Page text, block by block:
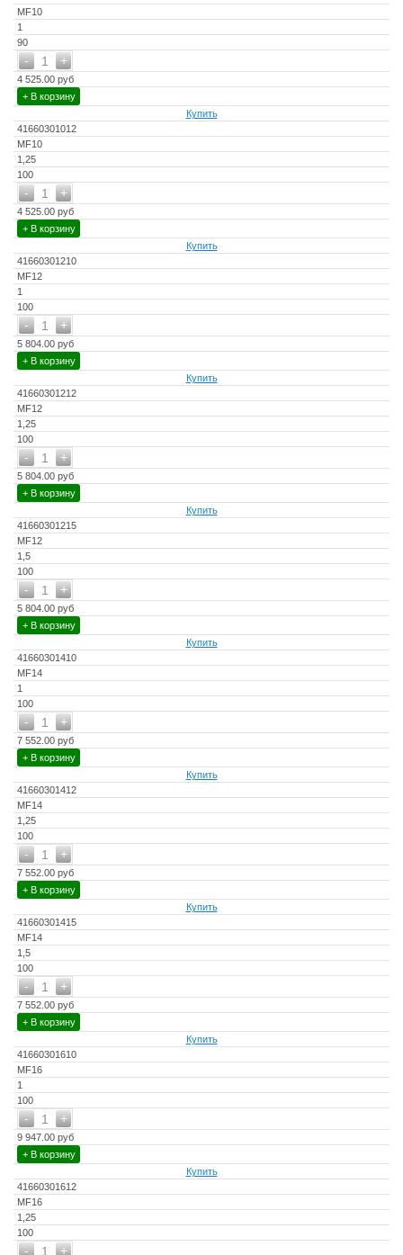
MF10
1
90
+
- 1
4 525.00 руб
+ В корзину
Купить
41660301012
MF10
1,25
100
+
- 1
4 525.00 руб
+ В корзину
Купить
41660301210
MF12
1
100
+
- 1
5 804.00 руб
+ В корзину
Купить
41660301212
MF12
1,25
100
+
- 1
5 804.00 руб
+ В корзину
Купить
41660301215
MF12
1,5
100
+
- 1
5 804.00 руб
+ В корзину
Купить
41660301410
MF14
1
100
+
- 1
7 552.00 руб
+ В корзину
Купить
41660301412
MF14
1,25
100
+
- 1
7 552.00 руб
+ В корзину
Купить
41660301415
MF14
1,5
100
+
- 1
7 552.00 руб
+ В корзину
Купить
41660301610
MF16
1
100
+
- 1
9 947.00 руб
+ В корзину
Купить
41660301612
MF16
1,25
100
+
- 1